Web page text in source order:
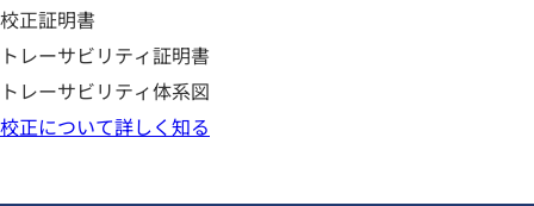
校正証明書
トレーサビリティ証明書
トレーサビリティ体系図
校正について詳しく知る